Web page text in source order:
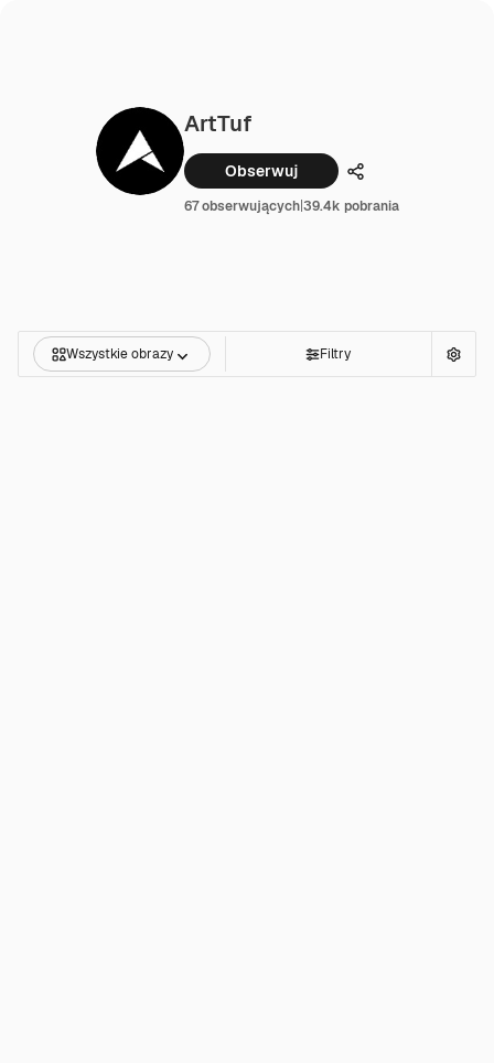
ArtTuf
Obserwuj Udostępnij
67 obserwujących|39.4k pobrania
Wszystkie obrazy Filtry